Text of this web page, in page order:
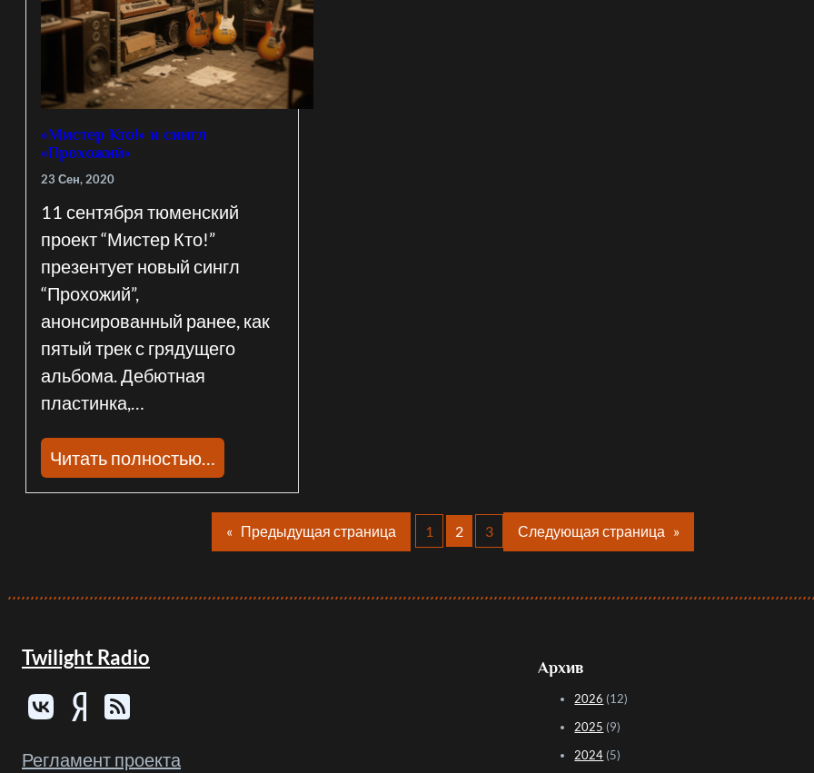
«Мистер Кто!» и сингл
«Прохожий»
23 Сен, 2020
11 сентября тюменский
проект “Мистер Кто!”
презентует новый сингл
“Прохожий”,
анонсированный ранее, как
пятый трек с грядущего
альбома. Дебютная
пластинка,…
Читать полностью…
« Предыдущая страница 1 2 3 Следующая страница »
Twilight Radio
Регламент проекта
Архив
2026 (12)
2025 (9)
2024 (5)